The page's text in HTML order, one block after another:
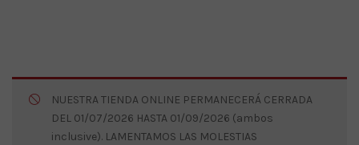
NUESTRA TIENDA ONLINE PERMANECERÁ CERRADA
DEL 01/07/2026 HASTA 01/09/2026 (ambos
inclusive). LAMENTAMOS LAS MOLESTIAS